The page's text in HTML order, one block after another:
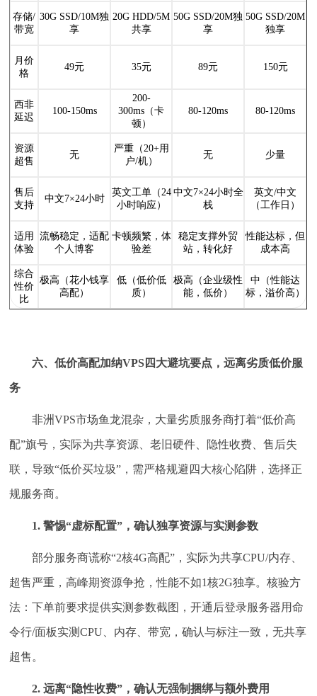
存储/
带宽
30G SSD/10M独
享
20G HDD/5M
共享
50G SSD/20M独
享
50G SSD/20M
独享
月价
格
49元 35元 89元 150元
西非
延迟
100-150ms
200-
300ms（卡
顿）
80-120ms 80-120ms
资源
超售
无
严重（20+用
户/机）
无 少量
售后
支持
中文7×24小时
英文工单（24
小时响应）
中文7×24小时全
栈
英文/中文
（工作日）
适用
体验
流畅稳定，适配
个人博客
卡顿频繁，体
验差
稳定支撑外贸
站，转化好
性能达标，但
成本高
综合
性价
比
极高（花小钱享
高配）
低（低价低
质）
极高（企业级性
能，低价）
中（性能达
标，溢价高）
六、低价高配加纳VPS四大避坑要点，远离劣质低价服
务
非洲VPS市场鱼龙混杂，大量劣质服务商打着“低价高
配”旗号，实际为共享资源、老旧硬件、隐性收费、售后失
联，导致“低价买垃圾”，需严格规避四大核心陷阱，选择正
规服务商。
1. 警惕“虚标配置”，确认独享资源与实测参数
部分服务商谎称“2核4G高配”，实际为共享CPU/内存、
超售严重，高峰期资源争抢，性能不如1核2G独享。核验方
法：下单前要求提供实测参数截图，开通后登录服务器用命
令行/面板实测CPU、内存、带宽，确认与标注一致，无共享
超售。
2. 远离“隐性收费”，确认无强制捆绑与额外费用